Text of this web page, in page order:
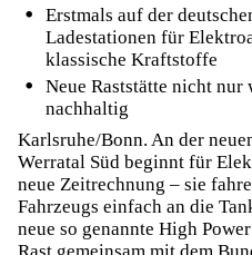
Erstmals auf der
Ladestationen für
klassische Kraftstoffe
Neue Raststätte nicht
nachhaltig
Karlsruhe/Bonn. An der
Werratal Süd beginnt für
neue Zeitrechnung – sie
Fahrzeugs einfach an die
neue so genannte High